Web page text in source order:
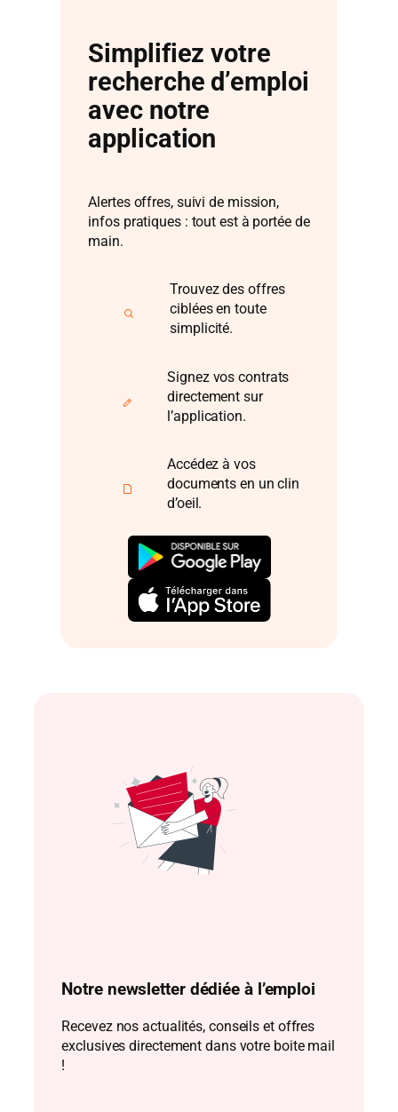
Simplifiez votre
recherche d’emploi
avec notre
application
Alertes offres, suivi de mission,
infos pratiques : tout est à portée de
main.
Trouvez des offres
ciblées en toute
simplicité.
Signez vos contrats
directement sur
l’application.
Accédez à vos
documents en un clin
d’oeil.
Notre newsletter dédiée à l’emploi
Recevez nos actualités, conseils et offres
exclusives directement dans votre boite mail
!